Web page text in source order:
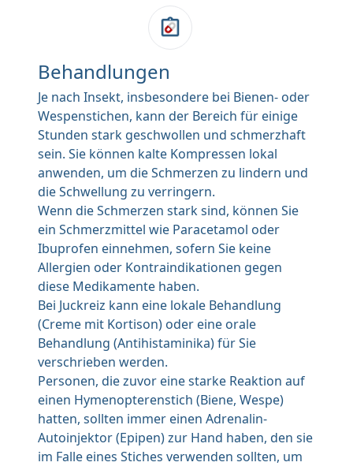
Behandlungen
Je nach Insekt, insbesondere bei Bienen- oder
Wespenstichen, kann der Bereich für einige
Stunden stark geschwollen und schmerzhaft
sein. Sie können kalte Kompressen lokal
anwenden, um die Schmerzen zu lindern und
die Schwellung zu verringern.
Wenn die Schmerzen stark sind, können Sie
ein Schmerzmittel wie Paracetamol oder
Ibuprofen einnehmen, sofern Sie keine
Allergien oder Kontraindikationen gegen
diese Medikamente haben.
Bei Juckreiz kann eine lokale Behandlung
(Creme mit Kortison) oder eine orale
Behandlung (Antihistaminika) für Sie
verschrieben werden.
Personen, die zuvor eine starke Reaktion auf
einen Hymenopterenstich (Biene, Wespe)
hatten, sollten immer einen Adrenalin-
Autoinjektor (Epipen) zur Hand haben, den sie
im Falle eines Stiches verwenden sollten, um